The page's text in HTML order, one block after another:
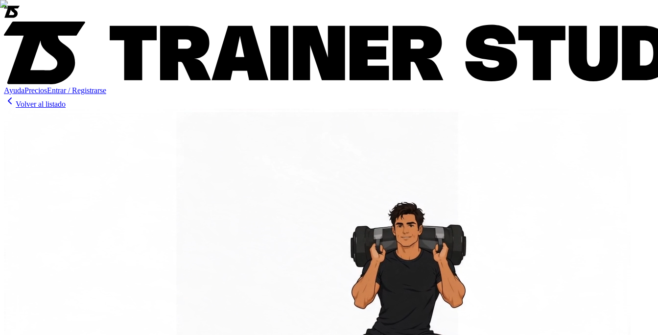
AyudaPreciosEntrar / Registrarse
Volver al listado